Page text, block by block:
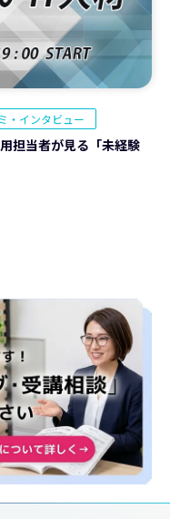
・インタビュー
担当者が見る「未経験